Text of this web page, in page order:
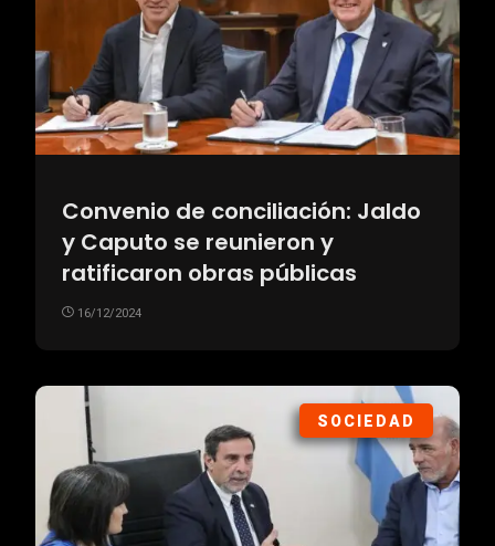
Convenio de conciliación: Jaldo
y Caputo se reunieron y
ratificaron obras públicas
16/12/2024
SOCIEDAD